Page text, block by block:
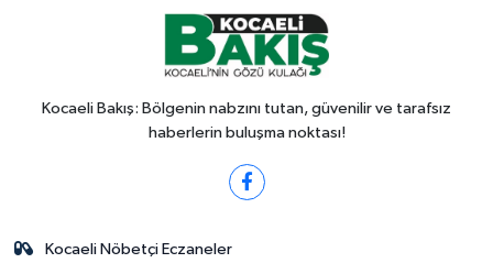
Kocaeli Bakış: Bölgenin nabzını tutan, güvenilir ve tarafsız
haberlerin buluşma noktası!
Kocaeli Nöbetçi Eczaneler